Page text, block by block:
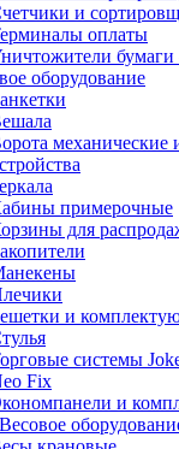
и
оплаты
оборудование
механические
примерочные
для
и
системы
Fix
и